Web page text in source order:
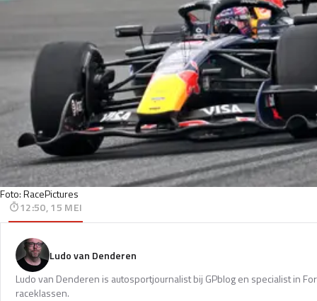
Foto: RacePictures
12:50, 15 MEI
Ludo van Denderen
Ludo van Denderen is autosportjournalist bij GPblog en specialist in
raceklassen.